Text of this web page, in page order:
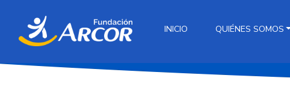
INICIO QUIÉNES SOMOS